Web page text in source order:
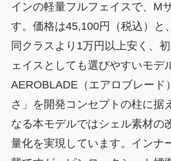
インの軽量フルフェイスで、M
す。価格は45,100円（税込）と
同クラスより1万円以上安く、
ェイスとしても選びやすいモデ
AEROBLADE（エアロブレード
さ」を開発コンセプトの柱に据
なる本モデルではシェル素材の
量化を実現しています。インナ